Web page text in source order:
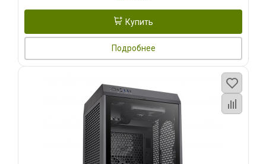
Купить
Подробнее